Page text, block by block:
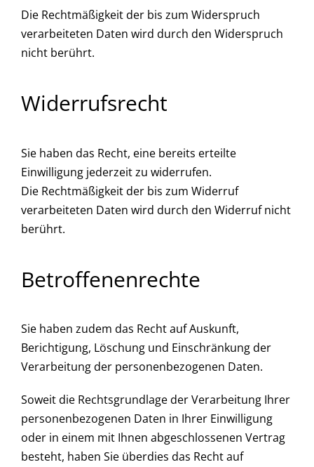
Die Rechtmäßigkeit der bis zum Widerspruch
verarbeiteten Daten wird durch den Widerspruch
nicht berührt.
Widerrufsrecht
Sie haben das Recht, eine bereits erteilte
Einwilligung jederzeit zu widerrufen.
Die Rechtmäßigkeit der bis zum Widerruf
verarbeiteten Daten wird durch den Widerruf nicht
berührt.
Betroffenenrechte
Sie haben zudem das Recht auf Auskunft,
Berichtigung, Löschung und Einschränkung der
Verarbeitung der personenbezogenen Daten.
Soweit die Rechtsgrundlage der Verarbeitung Ihrer
personenbezogenen Daten in Ihrer Einwilligung
oder in einem mit Ihnen abgeschlossenen Vertrag
besteht, haben Sie überdies das Recht auf